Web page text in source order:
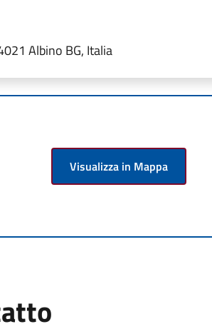
Albino BG, Italia
Visualizza in Mappa